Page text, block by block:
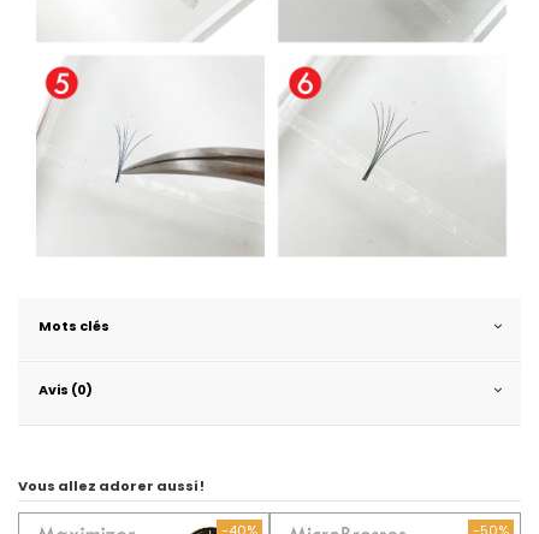
Mots clés
Avis (0)
Vous allez adorer aussi !